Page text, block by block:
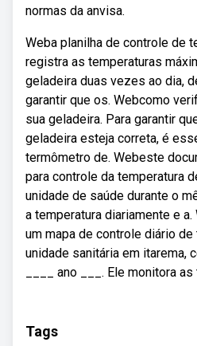
normas da anvisa.
Weba planilha de controle de
registra as temperaturas
geladeira duas vezes ao dia,
garantir que os. Webcomo
sua geladeira. Para garantir
geladeira esteja correta, é
termômetro de. Webeste
para controle da temperatura
unidade de saúde durante o
a temperatura diariamente e
um mapa de controle diário
unidade sanitária em itarema,
____ ano ___. Ele monitora
Tags